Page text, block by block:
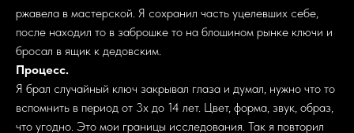
ржавела в мастерской. Я сохранил часть уцелевших себе,
после находил то в заброшке то на блошином рынке ключи и
бросал в ящик к дедовским.
Процесс.
Я брал случайный ключ закрывал глаза и думал, нужно что то
вспомнить в период от 3х до 14 лет. Цвет, форма, звук, образ,
что угодно. Это мои границы исследования. Так я повторил